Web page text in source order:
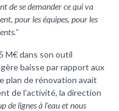
de se demander ce qui va
pour les équipes, pour les
M€ dans son outil
baisse par rapport aux
plan de rénovation avait
de l'activité, la direction
de lignes à l'eau et nous